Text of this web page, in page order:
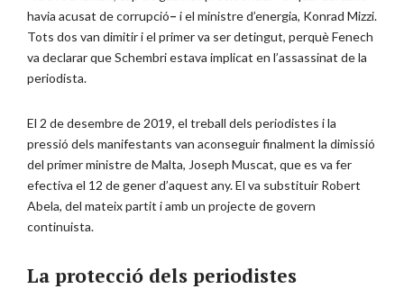
havia acusat de corrupció– i el ministre d’energia, Konrad Mizzi.
Tots dos van dimitir i el primer va ser detingut, perquè Fenech
va declarar que Schembri estava implicat en l’assassinat de la
periodista.
El 2 de desembre de 2019, el treball dels periodistes i la
pressió dels manifestants van aconseguir finalment la dimissió
del primer ministre de Malta, Joseph Muscat, que es va fer
efectiva el 12 de gener d’aquest any. El va substituir Robert
Abela, del mateix partit i amb un projecte de govern
continuista.
La protecció dels periodistes